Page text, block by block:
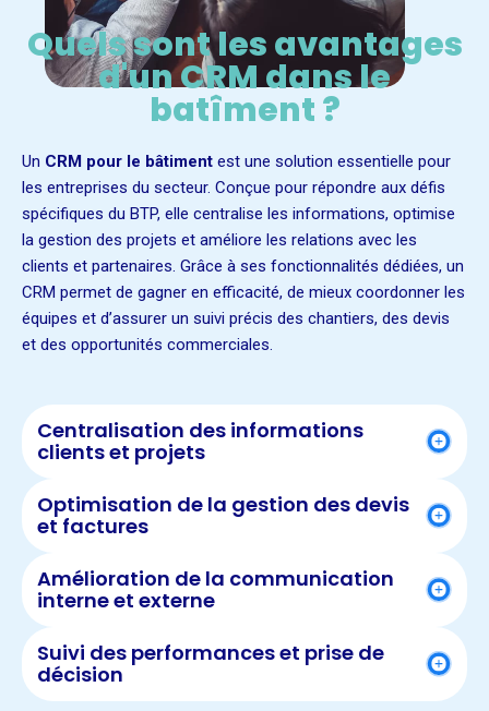
Quels sont les avantages
d'un CRM dans le
batîment ?
Un CRM pour le bâtiment est une solution essentielle pour
les entreprises du secteur. Conçue pour répondre aux défis
spécifiques du BTP, elle centralise les informations, optimise
la gestion des projets et améliore les relations avec les
clients et partenaires. Grâce à ses fonctionnalités dédiées, un
CRM permet de gagner en efficacité, de mieux coordonner les
équipes et d’assurer un suivi précis des chantiers, des devis
et des opportunités commerciales.
Centralisation des informations
clients et projets
Optimisation de la gestion des devis
et factures
Amélioration de la communication
interne et externe
Suivi des performances et prise de
décision